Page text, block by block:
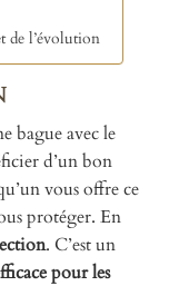
de l’évolution
bague avec le
d’un bon
vous offre ce
protéger. En
. C’est un
pour les